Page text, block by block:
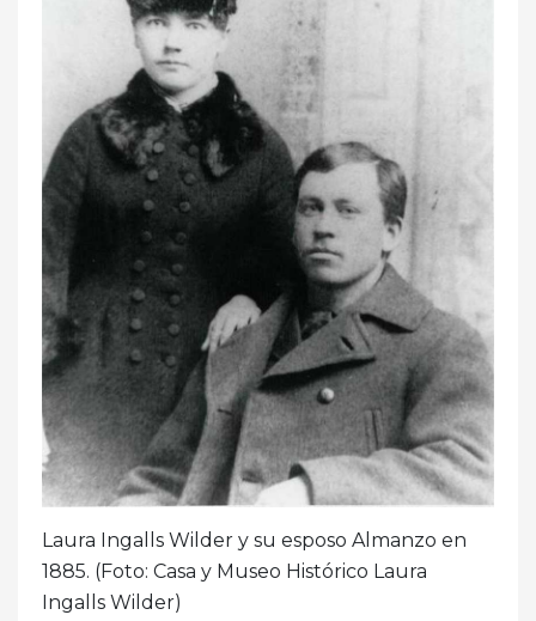
Laura Ingalls Wilder y su esposo Almanzo en
1885. (Foto: Casa y Museo Histórico Laura
Ingalls Wilder)